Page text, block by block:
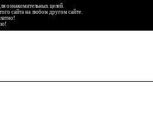
ознакомительных целей.
сайта на любом другом сайте.